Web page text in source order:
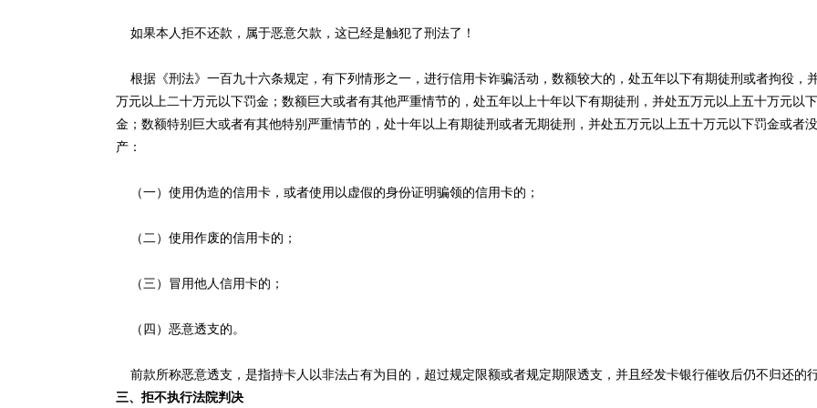
如果本人拒不还款，属于恶意欠款，这已经是触犯了刑法了！
根据《刑法》一百九十六条规定，有下列情形之一，进行信用卡诈骗活动，数额较大的，处五年以下有期徒刑或者拘役，
万元以上二十万元以下罚金；数额巨大或者有其他严重情节的，处五年以上十年以下有期徒刑，并处五万元以上五十万元以
金；数额特别巨大或者有其他特别严重情节的，处十年以上有期徒刑或者无期徒刑，并处五万元以上五十万元以下罚金或者
产：
（一）使用伪造的信用卡，或者使用以虚假的身份证明骗领的信用卡的；
（二）使用作废的信用卡的；
（三）冒用他人信用卡的；
（四）恶意透支的。
前款所称恶意透支，是指持卡人以非法占有为目的，超过规定限额或者规定期限透支，并且经发卡银行催收后仍不归还的行
三、拒不执行法院判决